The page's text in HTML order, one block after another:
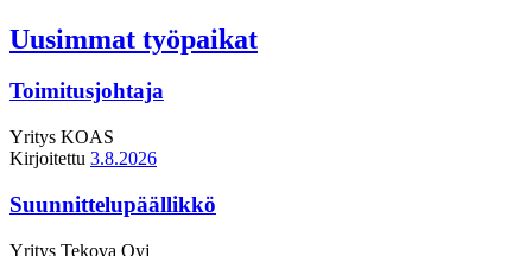
Uusimmat työpaikat
Toimitusjohtaja
Yritys KOAS
Kirjoitettu 3.8.2026
Suunnittelupäällikkö
Yritys Tekova Oyj